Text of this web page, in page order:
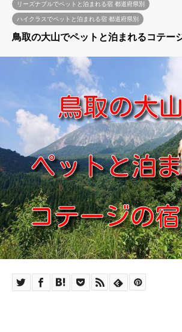
リーズナブルでペットと泊まれる宿 都道府県別
ハイクラスでペットと泊まれる宿 都道府県別
鳥取の大山でペットと泊まれるコテー